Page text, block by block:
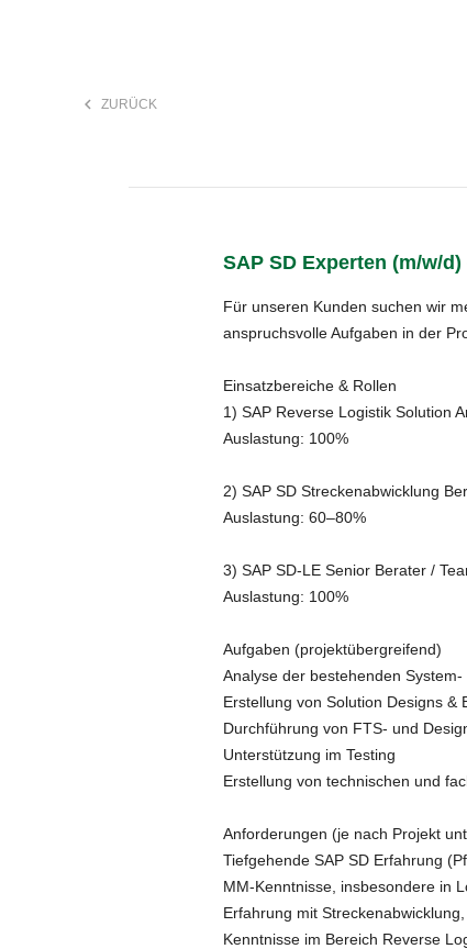
keyboard_arrow_left ZURÜCK
SAP SD Experten (m/w/
Für unseren Kunden suchen wir
anspruchsvolle Aufgaben in der
Einsatzbereiche & Rollen
1) SAP Reverse Logistik Solution
Auslastung: 100%
2) SAP SD Streckenabwicklung
Auslastung: 60–80%
3) SAP SD-LE Senior Berater /
Auslastung: 100%
Aufgaben (projektübergreifend)
Analyse der bestehenden
Erstellung von Solution Designs &
Durchführung von FTS- und
Unterstützung im Testing
Erstellung von technischen und
Anforderungen (je nach Projekt
Tiefgehende SAP SD Erfahrung
MM-Kenntnisse, insbesondere in
Erfahrung mit
Kenntnisse im Bereich Reverse